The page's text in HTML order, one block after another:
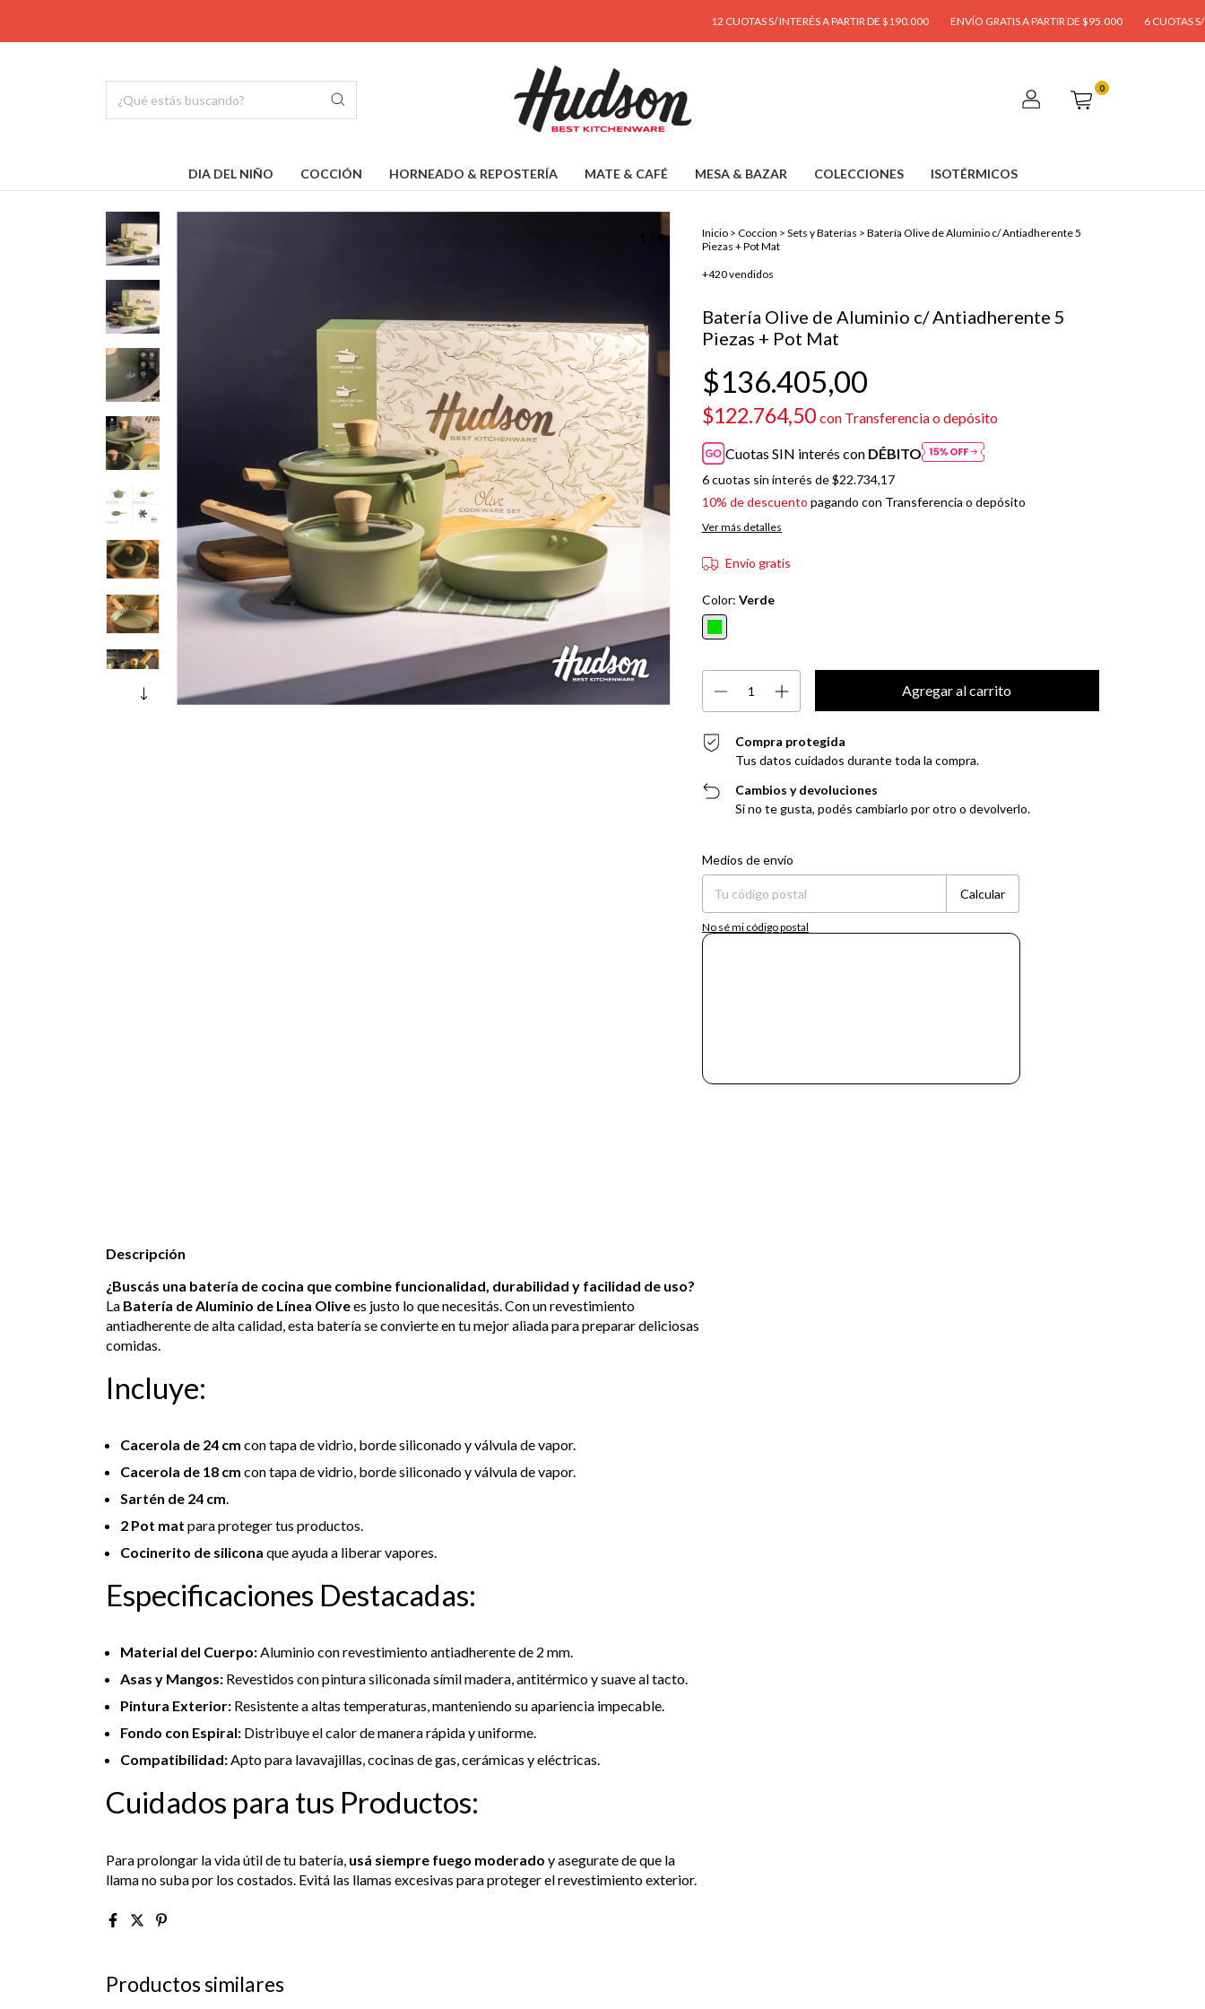
12 CUOTAS S/ INTERÉS A PARTIR DE $190.000 ENVÍO GRATIS A PARTIR DE $95.000 6 CUOTAS S/ INTERÉS
0
DIA DEL NIÑO COCCIÓN HORNEADO & REPOSTERÍA MATE & CAFÉ MESA & BAZAR COLECCIONES ISOTÉRMICOS
9 Inicio > Coccion > Sets y Baterías > Batería Olive de Aluminio c/ Antiadherente 5
Piezas + Pot Mat
+420 vendidos
Batería Olive de Aluminio c/ Antiadherente 5
Piezas + Pot Mat
$136.405,00
$122.764,50 con Transferencia o depósito
Cuotas SIN interés con DÉBITO
6cuotas sin interés de$22.734,17
10% de descuento pagando con Transferencia o depósito
Ver más detalles
Envío gratis
Color: Verde
Compra protegida
Tus datos cuidados durante toda la compra.
Cambios y devoluciones
Si no te gusta, podés cambiarlo por otro o devolverlo.
Entregas para el CP:
Medios de envío
Calcular
No sé mi código postal
Descripción
¿Buscás una batería de cocina que combine funcionalidad, durabilidad y facilidad de uso?
La Batería de Aluminio de Línea Olivees justo lo que necesitás. Con un revestimiento
antiadherente de alta calidad, esta batería se convierte en tu mejor aliada para preparar deliciosas
comidas.
Incluye:
Cacerola de 24 cm con tapa de vidrio, borde siliconado y válvula de vapor.
Cacerola de 18 cm con tapa de vidrio, borde siliconado y válvula de vapor.
Sartén de 24 cm.
2 Pot mat para proteger tus productos.
Cocinerito de silicona que ayuda a liberar vapores.
Especificaciones Destacadas:
Material del Cuerpo:Aluminio con revestimiento antiadherente de 2 mm.
Asas y Mangos: Revestidos con pintura siliconada símil madera, antitérmico y suave al tacto.
Pintura Exterior: Resistente a altas temperaturas, manteniendo su apariencia impecable.
Fondo con Espiral: Distribuye el calor de manera rápida y uniforme.
Compatibilidad:Apto para lavavajillas, cocinas de gas, cerámicas y eléctricas.
Cuidados para tus Productos:
Para prolongar la vida útil de tu batería, usá siempre fuego moderado y asegurate de que la
llama no suba por los costados. Evitá las llamas excesivas para proteger el revestimiento exterior.
Productos similares